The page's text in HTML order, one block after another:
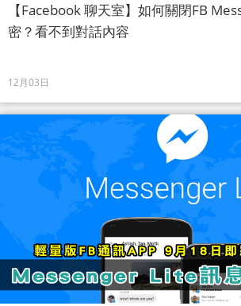
【Facebook 聊天室】如何關閉FB
密？看不到對話內容
12月03日